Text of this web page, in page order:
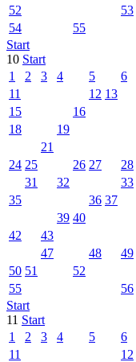
52
53
54
55
Start
10 Start
1
2 3 4 5 6
11
12 13
15
16
18
19
21
24 25 26 27 28
31
32 33
35
36 37
39 40
42
43
47
48
49
50 51 52
55
56
Start
11 Start
1
2 3 4 5 6
11
12